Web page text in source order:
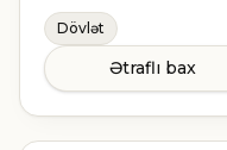
Dövlət
Ətraflı bax